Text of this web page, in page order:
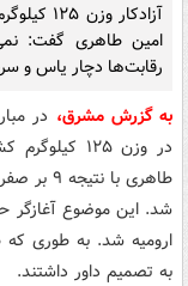
امین طاهری گفت:
رقابت‌ها دچار یاس و
به گزرش مشرق، در
در وزن ۱۲۵
طاهری
ارومیه شد. به طوری
به تصمیم داور داشتند.